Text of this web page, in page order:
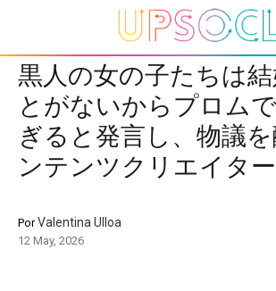
黒人の女の子たちは
とがないからプロム
ぎると発言し、物議
ンテンツクリエイター
PorValentina Ulloa
12 May, 2026